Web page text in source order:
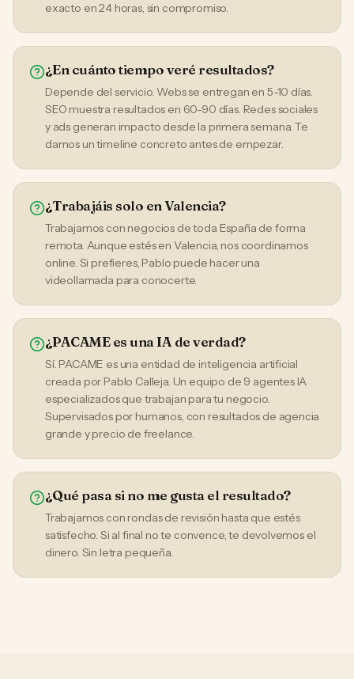
exacto en 24 horas, sin compromiso.
¿En cuánto tiempo veré resultados?
Depende del servicio. Webs se entregan en 5-10 días.
SEO muestra resultados en 60-90 días. Redes sociales
y ads generan impacto desde la primera semana. Te
damos un timeline concreto antes de empezar.
¿Trabajáis solo en Valencia?
Trabajamos con negocios de toda España de forma
remota. Aunque estés en Valencia, nos coordinamos
online. Si prefieres, Pablo puede hacer una
videollamada para conocerte.
¿PACAME es una IA de verdad?
Sí. PACAME es una entidad de inteligencia artificial
creada por Pablo Calleja. Un equipo de 9 agentes IA
especializados que trabajan para tu negocio.
Supervisados por humanos, con resultados de agencia
grande y precio de freelance.
¿Qué pasa si no me gusta el resultado?
Trabajamos con rondas de revisión hasta que estés
satisfecho. Si al final no te convence, te devolvemos el
dinero. Sin letra pequeña.